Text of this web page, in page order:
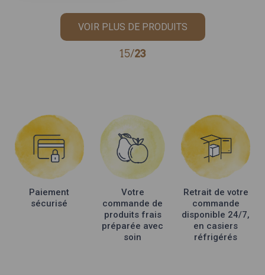
VOIR PLUS DE PRODUITS
15/23
Paiement
sécurisé
Votre
commande de
produits frais
préparée avec
soin
Retrait de votre
commande
disponible 24/7,
en casiers
réfrigérés